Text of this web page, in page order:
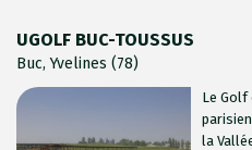
UGOLF BUC-TOUSSUS
Buc, Yvelines (78)
Le Golf
la